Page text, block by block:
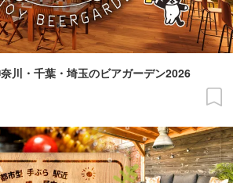
川・千葉・埼玉のビアガーデン2026